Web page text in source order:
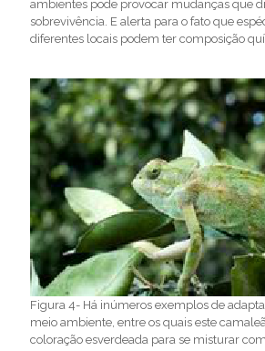
ambientes pode provocar mudanças que
sobrevivência. E alerta para o fato que
diferentes locais podem ter composição
Figura 4- Há inúmeros exemplos de
meio ambiente, entre os quais este
coloração esverdeada para se misturar